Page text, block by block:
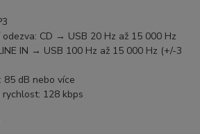
odezva: CD → USB 20 Hz až 15 000 Hz
IN → USB 100 Hz až 15 000 Hz (+/-3
85 dB nebo více
rychlost: 128 kbps